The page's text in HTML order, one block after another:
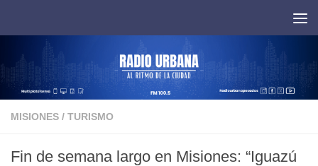
MISIONES / TURISMO
Fin de semana largo en Misiones: “Iguazú